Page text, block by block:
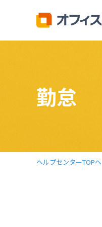
勤怠
ヘルプセンターTOPへ